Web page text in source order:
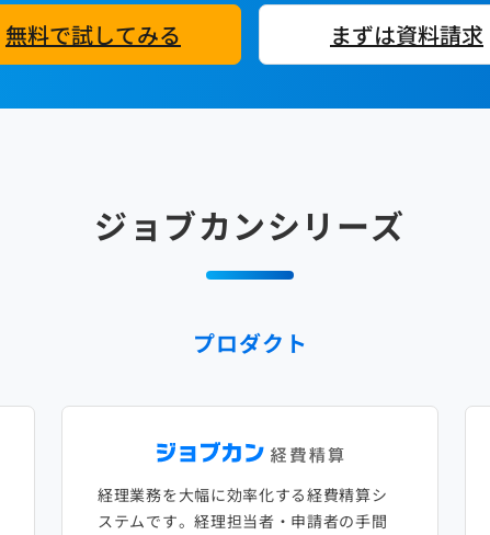
無料で試してみる まずは資料請求
ジョブカンシリーズ
プロダクト
経理業務を大幅に効率化する経費精算シ
ステムです。経理担当者・申請者の手間